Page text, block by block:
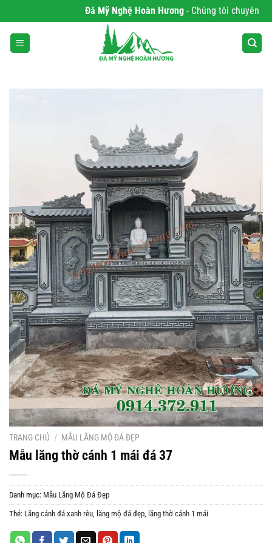
qua
nội
dung
Đá Mỹ Nghệ Hoàn Hương- Chúng tôi chuyên
TRANG CHỦ / MẪU LĂNG MỘ ĐÁ ĐẸP
Mẫu lăng thờ cánh 1 mái đá 37
Danh mục: Mẫu Lăng Mộ Đá Đẹp
Thẻ: Lăng cánh đá xanh rêu, lăng mộ đá đẹp, lăng thờ cánh 1 mái